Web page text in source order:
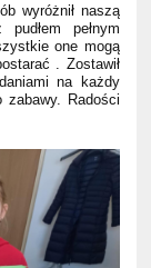
wyróżnił naszą
pełnym
one mogą
. Zostawił
na każdy
zabawy. Radości